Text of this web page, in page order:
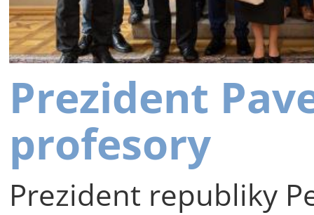
Prezident
profesory
Prezident republiky